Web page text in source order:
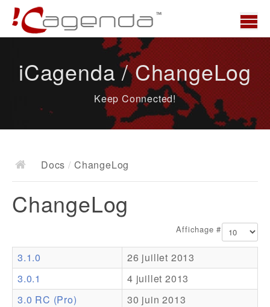
News
Docs
Documentation
Ressources
Addons
iCagenda / ChangeLog
Keep Connected!
Docs / ChangeLog
ChangeLog
Affichage #
3.1.0
26 juillet 2013
3.0.1
4 juillet 2013
3.0 RC (Pro)
30 juin 2013